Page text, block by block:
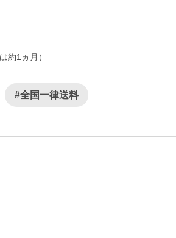
約1ヵ月）
#全国一律送料